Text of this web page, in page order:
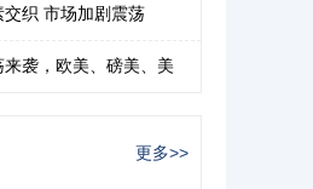
织 市场加剧震荡
袭，欧美、磅美、美
更多>>